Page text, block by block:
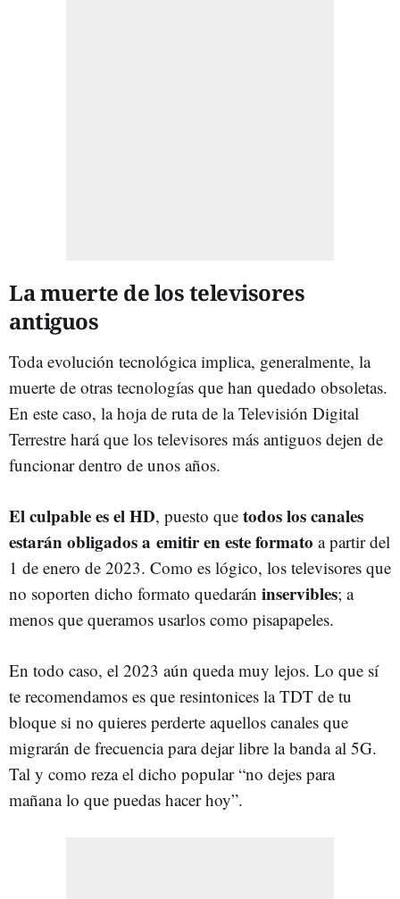
La muerte de los televisores
antiguos
Toda evolución tecnológica implica, generalmente, la
muerte de otras tecnologías que han quedado obsoletas.
En este caso, la hoja de ruta de la Televisión Digital
Terrestre hará que los televisores más antiguos dejen de
funcionar dentro de unos años.
El culpable es el HD, puesto que todos los canales
estarán obligados a emitir en este formato a partir del
1 de enero de 2023. Como es lógico, los televisores que
no soporten dicho formato quedarán inservibles; a
menos que queramos usarlos como pisapapeles.
En todo caso, el 2023 aún queda muy lejos. Lo que sí
te recomendamos es que resintonices la TDT de tu
bloque si no quieres perderte aquellos canales que
migrarán de frecuencia para dejar libre la banda al 5G.
Tal y como reza el dicho popular “no dejes para
mañana lo que puedas hacer hoy”.